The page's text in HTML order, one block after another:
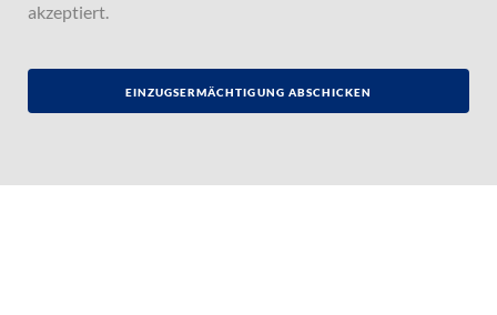
akzeptiert.